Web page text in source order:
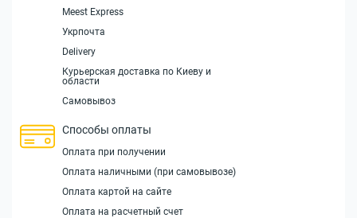
Meest Express
Укрпочта
Delivery
Курьерская доставка по Киеву и
области
Самовывоз
Способы оплаты
Оплата при получении
Оплата наличными (при самовывозе)
Оплата картой на сайте
Оплата на расчетный счет